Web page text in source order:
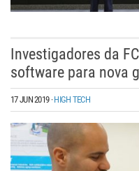
Investigadores da
software para nova
17 JUN 2019·HIGH TECH